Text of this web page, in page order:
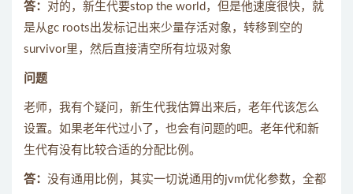
答： 对的，新生代要stop the world，但是他速度很快，就
是从gc roots出发标记出来少量存活对象，转移到空的
survivor里，然后直接清空所有垃圾对象
问题
老师，我有个疑问，新生代我估算出来后，老年代该怎么
设置。如果老年代过小了，也会有问题的吧。老年代和新
生代有没有比较合适的分配比例。
答： 没有通用比例，其实一切说通用的jvm优化参数，全都